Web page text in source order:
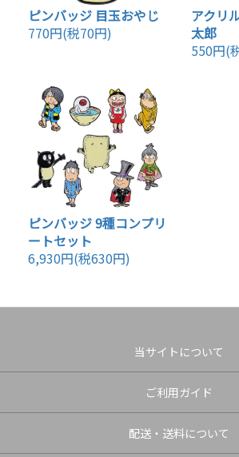
ピンバッジ 目玉おやじ
770円(税70円)
アクリ
太郎
550円(
ピンバッジ 9種コンプリ
ートセット
6,930円(税630円)
当サイトについて
ご利用ガイド
配送・送料について